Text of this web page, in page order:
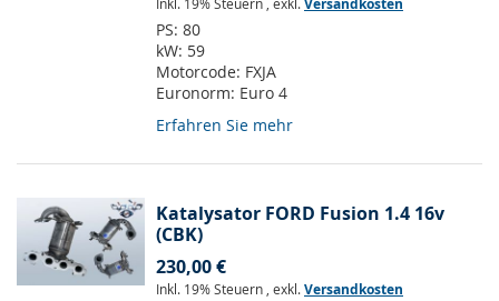
Inkl. 19% Steuern , exkl.Versandkosten
PS: 80
kW: 59
Motorcode: FXJA
Euronorm: Euro 4
Erfahren Sie mehr
Katalysator FORD Fusion 1.4 16v
(CBK)
230,00 €
Inkl. 19% Steuern , exkl.Versandkosten